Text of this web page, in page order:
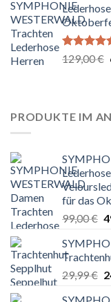
Bewertet
5.00
129,00€
PRODUKTE IM
für das
99,00€
29,99€